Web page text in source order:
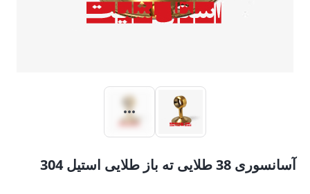
آسانسوری 38 طلایی ته باز طلایی استیل 304